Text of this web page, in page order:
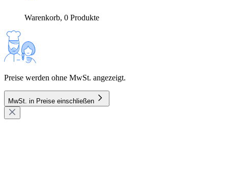
Warenkorb, 0 Produkte
Preise werden ohne MwSt. angezeigt.
MwSt. in Preise einschließen